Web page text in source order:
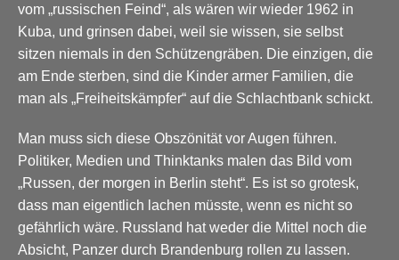
vom „russischen Feind“, als wären wir wieder 1962 in
Kuba, und grinsen dabei, weil sie wissen, sie selbst
sitzen niemals in den Schützengräben. Die einzigen, die
am Ende sterben, sind die Kinder armer Familien, die
man als „Freiheitskämpfer“ auf die Schlachtbank schickt.
Man muss sich diese Obszönität vor Augen führen.
Politiker, Medien und Thinktanks malen das Bild vom
„Russen, der morgen in Berlin steht“. Es ist so grotesk,
dass man eigentlich lachen müsste, wenn es nicht so
gefährlich wäre. Russland hat weder die Mittel noch die
Absicht, Panzer durch Brandenburg rollen zu lassen.